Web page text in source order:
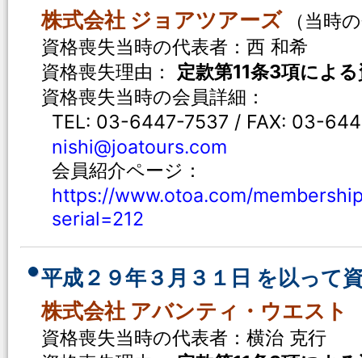
株式会社 ジョアツアーズ
（当時
資格喪失当時の代表者：西 和希
資格喪失理由： 定款第11条3項によ
資格喪失当時の会員詳細：
TEL: 03-6447-7537 / FAX: 03-
nishi@joatours.com
会員紹介ページ：
https://www.otoa.com/
serial=212
平成２９年３月３１日 を以って
株式会社 アバンティ・ウエスト
資格喪失当時の代表者：横治 克行